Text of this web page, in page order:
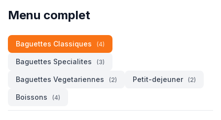
Menu complet
Baguettes Classiques (4)
Baguettes Specialites (3)
Baguettes Vegetariennes (2) Petit-dejeuner (2)
Boissons (4)